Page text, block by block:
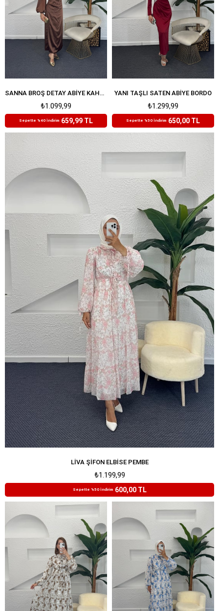
SANNA BROŞ DETAY ABIYE KAHVERENGI
₺1.099,99
Sepette %40 İndirim 659,99 TL
YANI TAŞLI SATEN ABIYE BORDO
₺1.299,99
Sepette %50 İndirim 650,00 TL
LIVA ŞIFON ELBISE PEMBE
₺1.199,99
Sepette %50 İndirim 600,00 TL